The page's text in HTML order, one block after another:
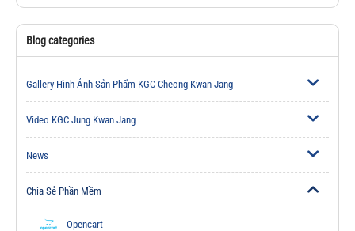
Blog categories
Gallery Hình Ảnh Sản Phẩm KGC Cheong Kwan Jang
Video KGC Jung Kwan Jang
News
Chia Sẻ Phần Mềm
Opencart